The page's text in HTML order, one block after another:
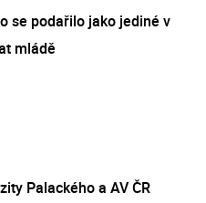
se podařilo jako jediné v
mládě
Palackého a AV ČR